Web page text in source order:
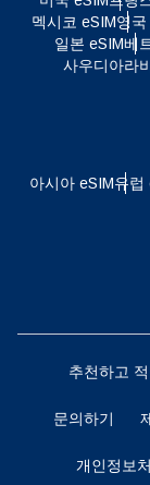
멕시코 eSIM영국
일본 eSIM베
사우디아라
아시아 eSIM유럽
추천하고
문의하기
개인정보